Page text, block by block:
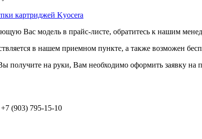
картриджей Kyocera
Вас модель в прайс-листе, обратитесь к нашим
в нашем приемном пункте, а также возможен
получите на руки, Вам необходимо оформить заявку на
+7 (903) 795-15-10